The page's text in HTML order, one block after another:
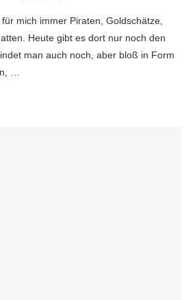
mich immer Piraten, Goldschätze,
Heute gibt es dort nur noch den
man auch noch, aber bloß in Form
…